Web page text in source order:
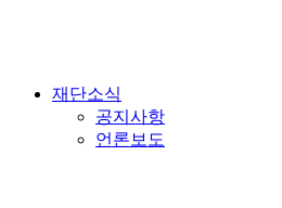
재단소식
공지사항
언론보도